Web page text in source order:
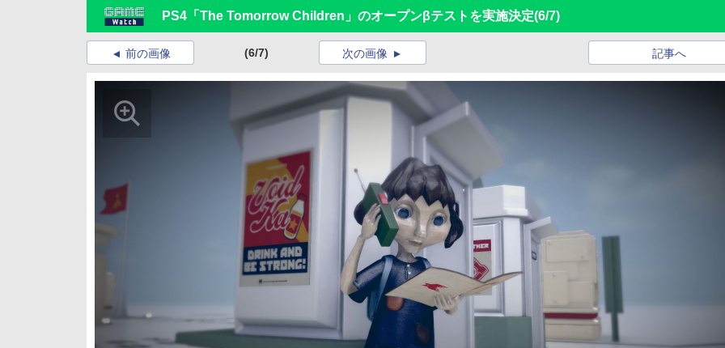
PS4「The Tomorrow Children」のオープンβテストを実施決定(6/7)
前の画像 (6/7) 記事へ
次の画像